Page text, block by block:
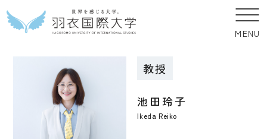
MENU
教授
池田玲子
Ikeda Reiko